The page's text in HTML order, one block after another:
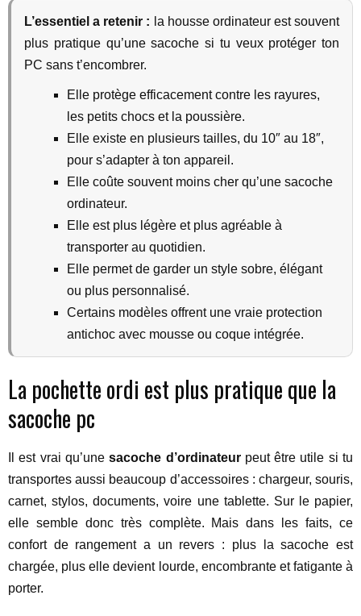
L’essentiel a retenir : la housse ordinateur est souvent
plus pratique qu’une sacoche si tu veux protéger ton
PC sans t’encombrer.
Elle protège efficacement contre les rayures,
les petits chocs et la poussière.
Elle existe en plusieurs tailles, du 10″ au 18″,
pour s’adapter à ton appareil.
Elle coûte souvent moins cher qu’une sacoche
ordinateur.
Elle est plus légère et plus agréable à
transporter au quotidien.
Elle permet de garder un style sobre, élégant
ou plus personnalisé.
Certains modèles offrent une vraie protection
antichoc avec mousse ou coque intégrée.
La pochette ordi est plus pratique que la
sacoche pc
Il est vrai qu’unesacoche d’ordinateurpeut être utile si tu
transportes aussi beaucoup d’accessoires : chargeur, souris,
carnet, stylos, documents, voire une tablette. Sur le papier,
elle semble donc très complète. Mais dans les faits, ce
confort de rangement a un revers : plus la sacoche est
chargée, plus elle devient lourde, encombrante et fatigante à
porter.